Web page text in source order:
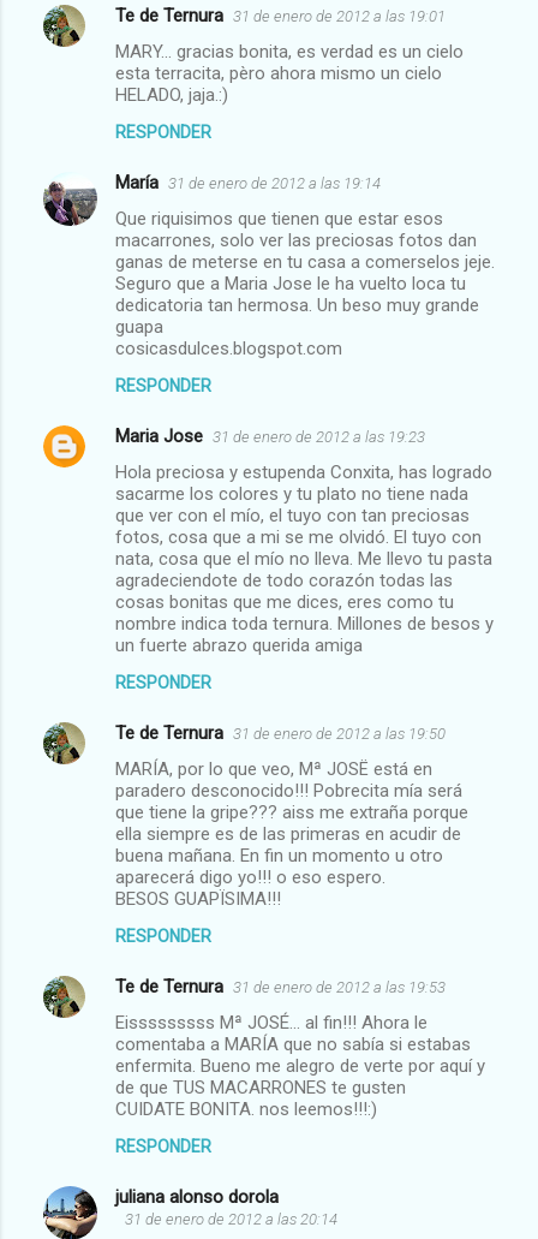
Te de Ternura 31 de enero de 2012 a las 19:01
MARY... gracias bonita, es verdad es un cielo
esta terracita, pèro ahora mismo un cielo
HELADO, jaja.:)
RESPONDER
María 31 de enero de 2012 a las 19:14
Que riquisimos que tienen que estar esos
macarrones, solo ver las preciosas fotos dan
ganas de meterse en tu casa a comerselos jeje.
Seguro que a Maria Jose le ha vuelto loca tu
dedicatoria tan hermosa. Un beso muy grande
guapa
cosicasdulces.blogspot.com
RESPONDER
Maria Jose 31 de enero de 2012 a las 19:23
Hola preciosa y estupenda Conxita, has logrado
sacarme los colores y tu plato no tiene nada
que ver con el mío, el tuyo con tan preciosas
fotos, cosa que a mi se me olvidó. El tuyo con
nata, cosa que el mío no lleva. Me llevo tu pasta
agradeciendote de todo corazón todas las
cosas bonitas que me dices, eres como tu
nombre indica toda ternura. Millones de besos y
un fuerte abrazo querida amiga
RESPONDER
Te de Ternura 31 de enero de 2012 a las 19:50
MARÍA, por lo que veo, Mª JOSË está en
paradero desconocido!!! Pobrecita mía será
que tiene la gripe??? aiss me extraña porque
ella siempre es de las primeras en acudir de
buena mañana. En fin un momento u otro
aparecerá digo yo!!! o eso espero.
BESOS GUAPÏSIMA!!!
RESPONDER
Te de Ternura 31 de enero de 2012 a las 19:53
Eisssssssss Mª JOSÉ... al fin!!! Ahora le
comentaba a MARÍA que no sabía si estabas
enfermita. Bueno me alegro de verte por aquí y
de que TUS MACARRONES te gusten
CUIDATE BONITA. nos leemos!!!:)
RESPONDER
juliana alonso dorola
31 de enero de 2012 a las 20:14